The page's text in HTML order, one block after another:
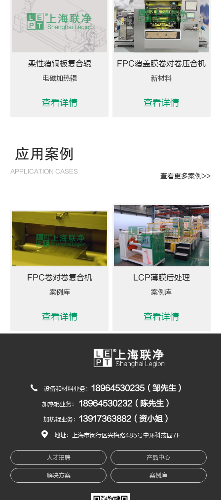
柔性覆铜板复合辊
电磁加热辊
查看详情
FPC覆盖膜卷对卷压合机
新材料
查看详情
应用案例
APPLICATION CASES
查看更多案例>>
FPC卷对卷复合机
案例库
查看详情
LCP薄膜后处理
案例库
查看详情
设备和材料业务： 18964530235（邹先生）
加热辊业务： 18964530232（陈先生）
加热辊业务： 13917363882（资小姐）
地址：上海市闵行区兴梅路485号中环科技园7F
人才招聘 产品中心
解决方案 案例库